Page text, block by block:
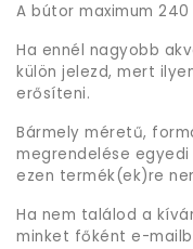
A bútor maximum
Ha ennél nagyobb
külön jelezd, mert
erősíteni.
Bármely méretű,
megrendelése
ezen termék(ek)re
Ha nem találod a
minket főként e-